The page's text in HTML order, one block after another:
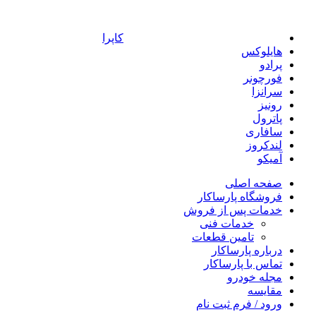
کاپرا
هایلوکس
پرادو
فورچونر
سرانزا
رونیز
پاترول
سافاری
لندکروز
آمیکو
صفحه اصلی
فروشگاه پارساکار
خدمات پس از فروش
خدمات فنی
تامین قطعات
درباره پارساکار
تماس با پارساکار
مجله خودرو
مقایسه
ورود / فرم ثبت نام